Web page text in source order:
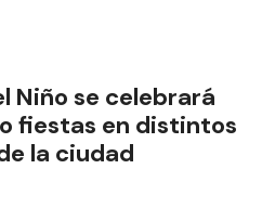
Niño se celebrará
fiestas en distintos
la ciudad